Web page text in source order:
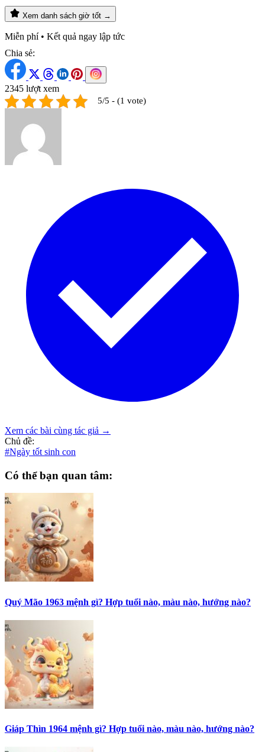
Xem danh sách giờ tốt →
Miễn phí • Kết quả ngay lập tức
Chia sẻ:
2345 lượt xem
5/5 - (1 vote)
Xem các bài cùng tác giả →
Chủ đề:
#Ngày tốt sinh con
Có thể bạn quan tâm:
Quý Mão 1963 mệnh gì? Hợp tuổi nào, màu nào, hướng nào?
Giáp Thìn 1964 mệnh gì? Hợp tuổi nào, màu nào, hướng nào?